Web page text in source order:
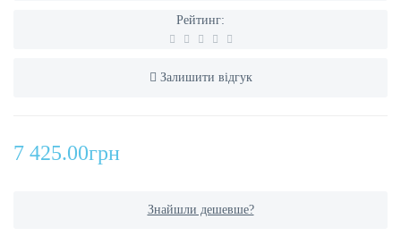
Рейтинг:
Залишити відгук
7 425.00грн
Знайшли дешевше?